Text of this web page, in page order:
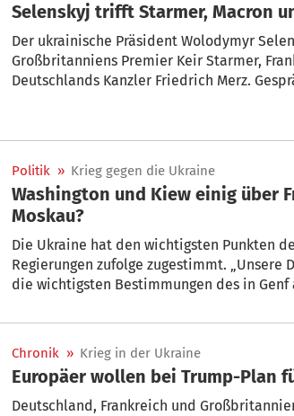
Selenskyj trifft Starmer, Macron
Der ukrainische Präsident Wolodymyr
Großbritanniens Premier Keir Starmer,
Deutschlands Kanzler Friedrich Merz.
sich nach eigenen Angaben gegen Ende
Politik » Krieg gegen die Ukraine
Washington und Kiew einig über
Moskau?
Die Ukraine hat den wichtigsten Punkten
Regierungen zufolge zugestimmt.
die wichtigsten Bestimmungen des in
Der ukrainische Staatschef Wolodymyr
einem Treffen mit US-Präsident Donald
Chronik » Krieg in der Ukraine
Europäer wollen bei Trump-Plan
Deutschland, Frankreich und